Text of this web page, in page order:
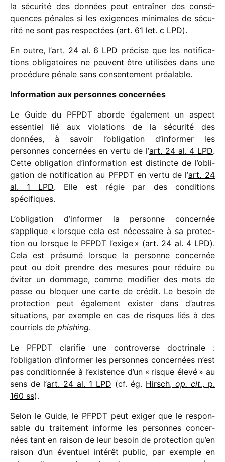
la sécu­rité des données peut entraî­ner des consé­
quences pénales si les exigences mini­males de sécu­
rité ne sont pas respec­tées (art. 61 let. c LPD).
En outre, l’art. 24 al. 6 LPD précise que les noti­fi­ca­
tions obli­ga­toires ne peuvent être utili­sées dans une
procé­dure pénale sans consen­te­ment préalable.
Information aux personnes concernées
Le Guide du PFPDT aborde égale­ment un aspect
essen­tiel lié aux viola­tions de la sécu­rité des
données, à savoir l’obli­ga­tion d’in­for­mer les
personnes concer­nées en vertu de l’art. 24 al. 4 LPD.
Cette obli­ga­tion d’in­for­ma­tion est distincte de l’obli­
ga­tion de noti­fi­ca­tion au PFPDT en vertu de l’art. 24
al. 1 LPD. Elle est régie par des condi­tions
spécifiques.
L’obligation d’in­for­mer la personne concer­née
s’applique « lorsque cela est néces­saire à sa protec­
tion ou lorsque le PFPDT l’exige » (art. 24 al. 4 LPD).
Cela est présumé lorsque la personne concer­née
peut ou doit prendre des mesures pour réduire ou
éviter un dommage, comme modi­fier des mots de
passe ou bloquer une carte de crédit. Le besoin de
protec­tion peut égale­ment exis­ter dans d’autres
situa­tions, par exemple en cas de risques liés à des
cour­riels de phishing.
Le PFPDT clari­fie une contro­verse doctri­nale :
l’obligation d’in­for­mer les personnes concer­nées n’est
pas condi­tion­née à l’existence d’un « risque élevé » au
sens de l’art. 24 al. 1 LPD (cf. ég. Hirsch, op. cit., p.
160 ss).
Selon le Guide, le PFPDT peut exiger que le respon­
sable du trai­te­ment informe les personnes concer­
nées tant en raison de leur besoin de protec­tion qu’en
raison d’un éven­tuel inté­rêt public, par exemple en